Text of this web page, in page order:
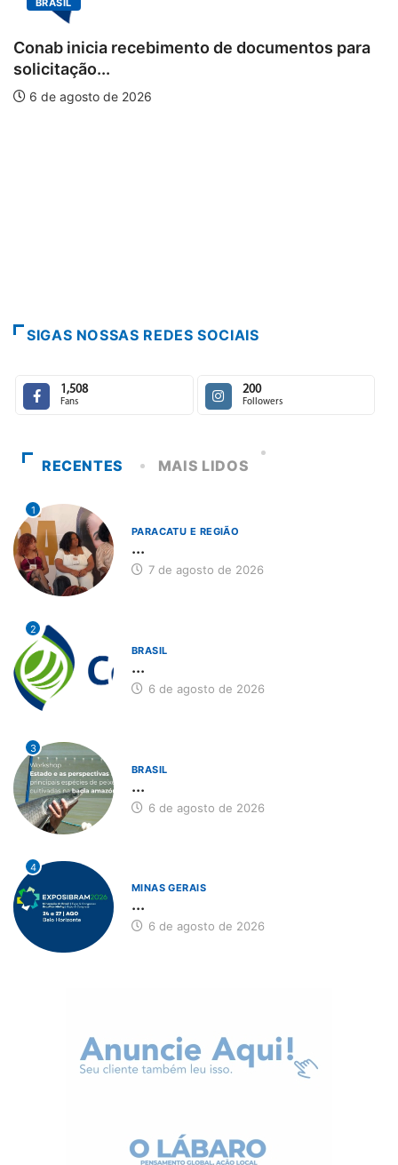
Conab inicia recebimento de documentos para
solicitação...
6 de agosto de 2026
SIGAS NOSSAS REDES SOCIAIS
1,508
Fans
200
Followers
RECENTES MAIS LIDOS
1
PARACATU E REGIÃO
...
7 de agosto de 2026
2
BRASIL
...
6 de agosto de 2026
3
BRASIL
...
6 de agosto de 2026
4
MINAS GERAIS
...
6 de agosto de 2026